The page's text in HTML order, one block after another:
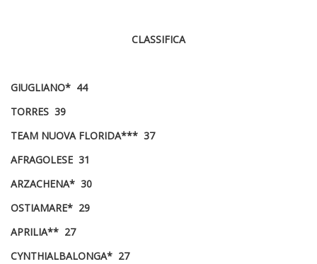
CLASSIFICA
GIUGLIANO* 44
TORRES 39
TEAM NUOVA FLORIDA*** 37
AFRAGOLESE 31
ARZACHENA* 30
OSTIAMARE* 29
APRILIA** 27
CYNTHIALBALONGA* 27